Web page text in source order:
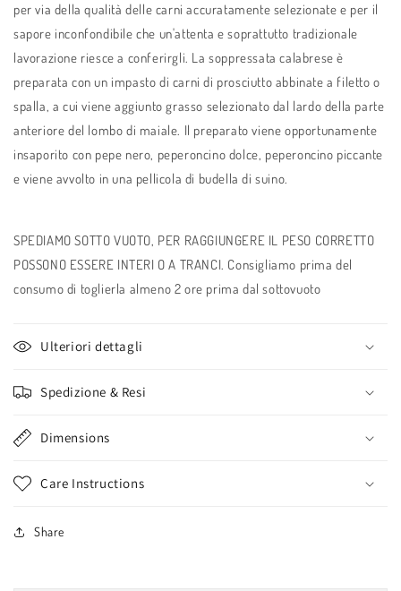
per via della qualità delle carni accuratamente selezionate e per il
sapore inconfondibile che un'attenta e soprattutto tradizionale
lavorazione riesce a conferirgli. La soppressata calabrese è
preparata con un impasto di carni di prosciutto abbinate a filetto o
spalla, a cui viene aggiunto grasso selezionato dal lardo della parte
anteriore del lombo di maiale. Il preparato viene opportunamente
insaporito con pepe nero, peperoncino dolce, peperoncino piccante
e viene avvolto in una pellicola di budella di suino.
SPEDIAMO SOTTO VUOTO, PER RAGGIUNGERE IL PESO CORRETTO
POSSONO ESSERE INTERI O A TRANCI. Consigliamo prima del
consumo di toglierla almeno 2 ore prima dal sottovuoto
Ulteriori dettagli
Spedizione & Resi
Dimensions
Care Instructions
Share